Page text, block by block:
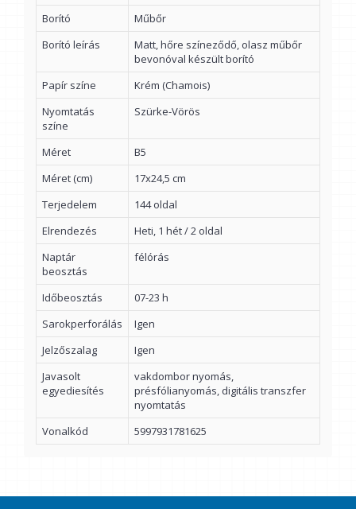
Borító
Műbőr
Borító leírás
Matt, hőre színeződő, olasz műbőr
bevonóval készült borító
Papír színe
Krém (Chamois)
Nyomtatás
színe
Szürke-Vörös
Méret
B5
Méret (cm)
17x24,5 cm
Terjedelem
144 oldal
Elrendezés
Heti, 1 hét / 2 oldal
Naptár
beosztás
félórás
Időbeosztás
07-23 h
Sarokperforálás
Igen
Jelzőszalag
Igen
Javasolt
egyediesítés
vakdombor nyomás,
présfólianyomás, digitális transzfer
nyomtatás
Vonalkód
5997931781625